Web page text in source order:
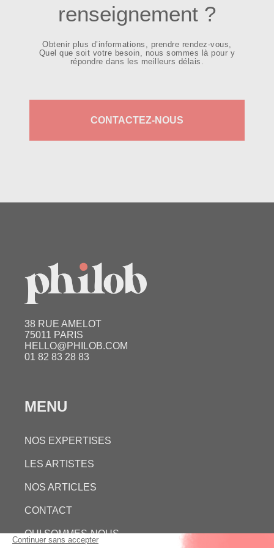
renseignement ?
Obtenir plus d’informations, prendre rendez-vous,
Quel que soit votre besoin, nous sommes là pour y
répondre dans les meilleurs délais.
CONTACTEZ-NOUS
38 RUE AMELOT
75011 PARIS
HELLO@PHILOB.COM
01 82 83 28 83
MENU
NOS EXPERTISES
LES ARTISTES
NOS ARTICLES
CONTACT
QUI SOMMES-NOUS